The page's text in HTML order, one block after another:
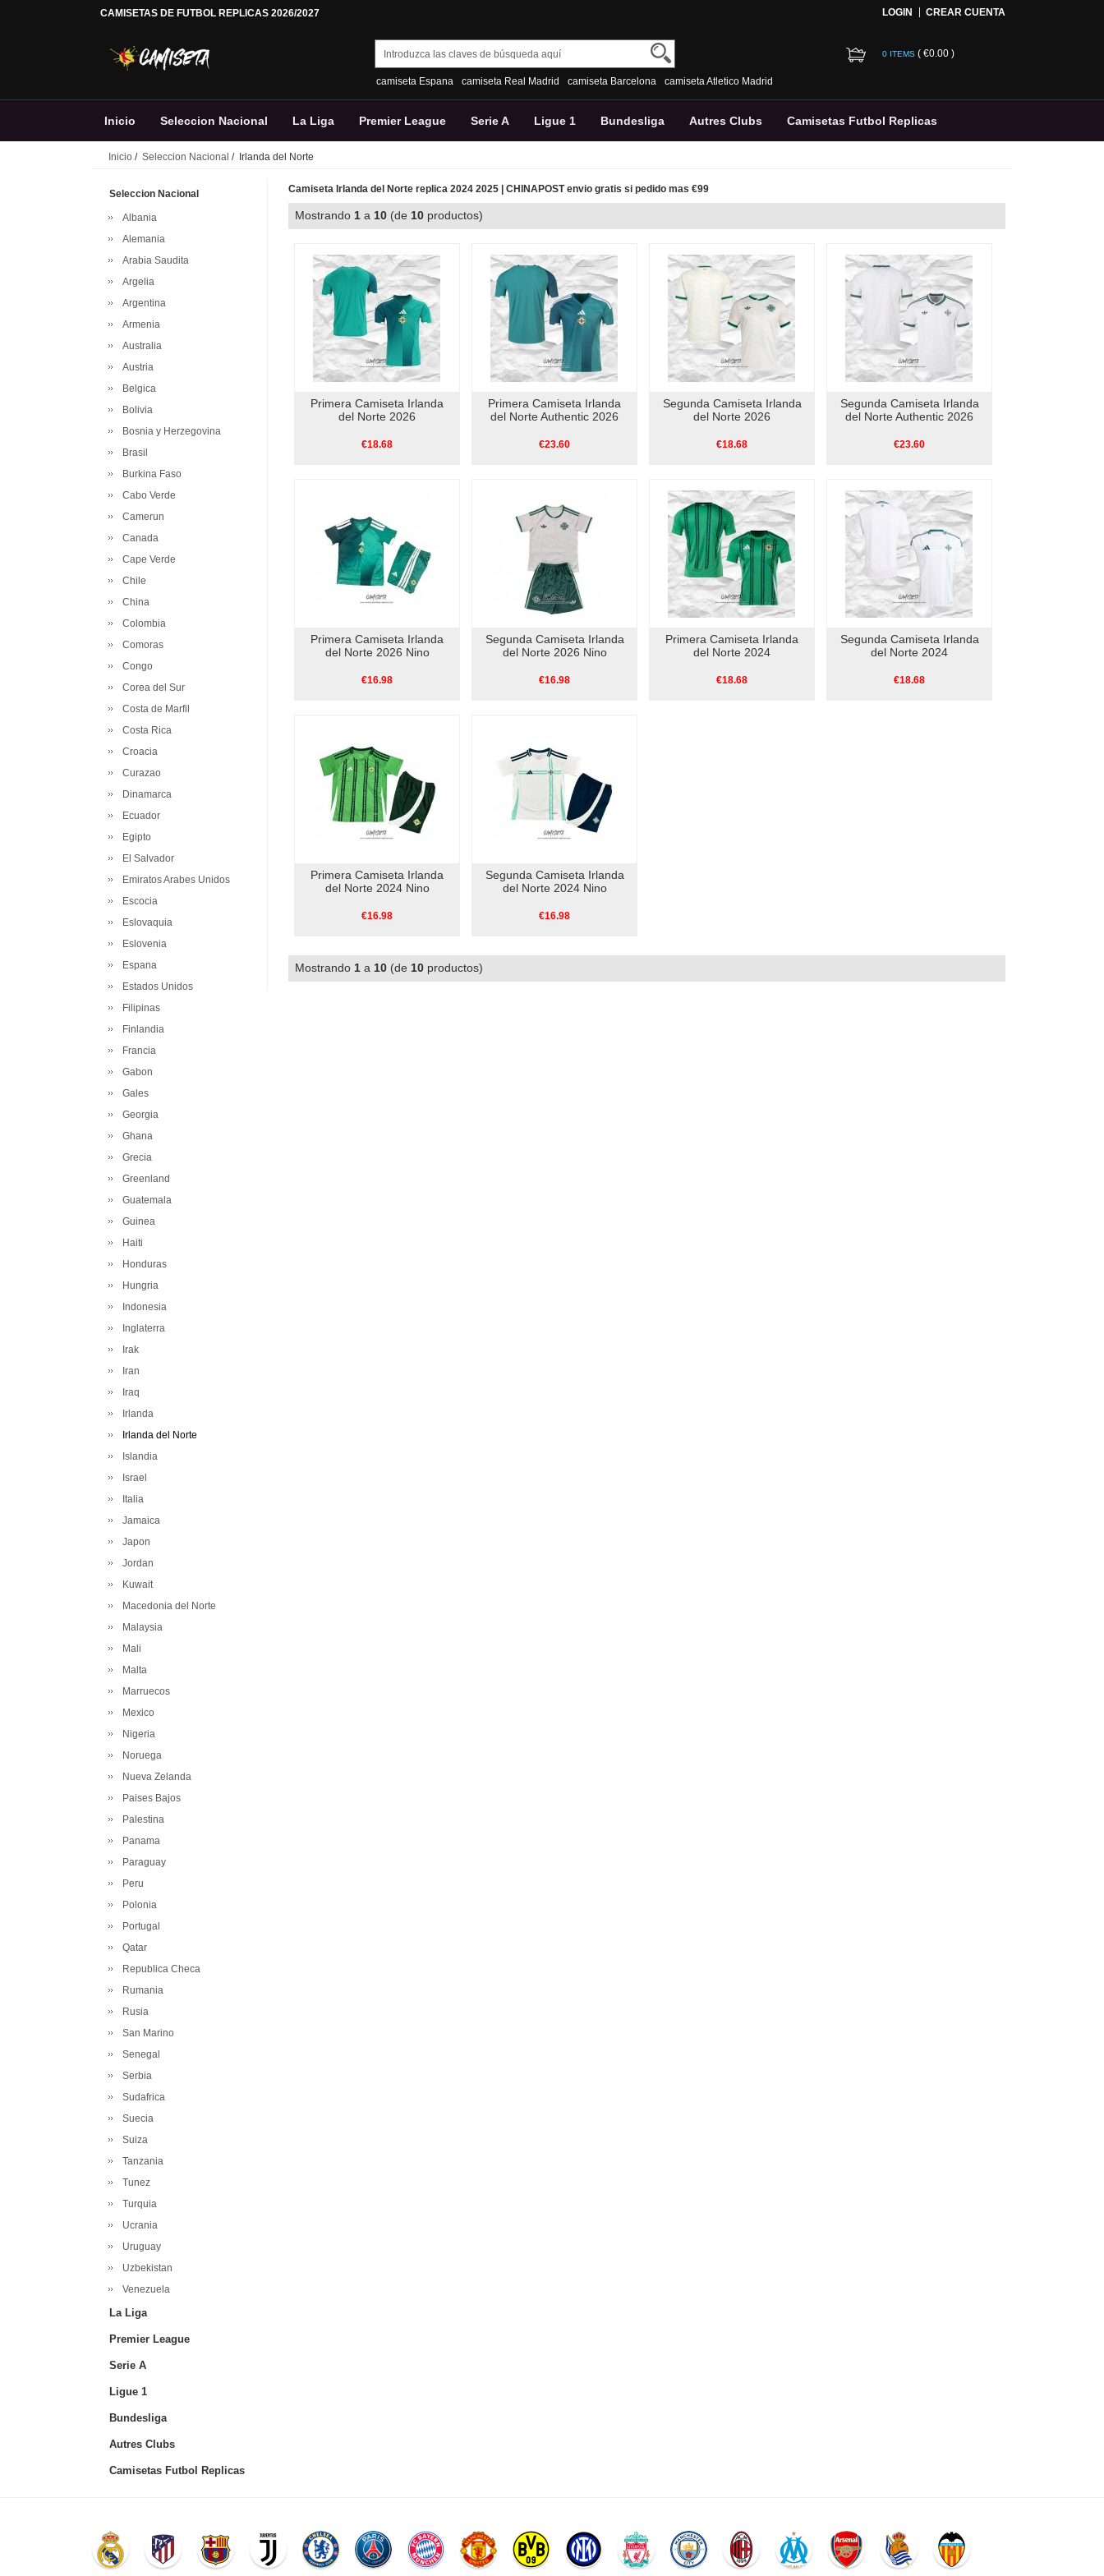
CAMISETAS DE FUTBOL REPLICAS 2026/2027 LOGIN CREAR CUENTA
camiseta Espana camiseta Real Madrid camiseta Barcelona camiseta Atletico Madrid
0 ITEMS ( €0.00 )
Inicio Seleccion Nacional La Liga Premier League Serie A Ligue 1 Bundesliga Autres Clubs Camisetas Futbol Replicas
Inicio / Seleccion Nacional / Irlanda del Norte
Seleccion Nacional
Albania
Alemania
Arabia Saudita
Argelia
Argentina
Armenia
Australia
Austria
Belgica
Bolivia
Bosnia y Herzegovina
Brasil
Burkina Faso
Cabo Verde
Camerun
Canada
Cape Verde
Chile
China
Colombia
Comoras
Congo
Corea del Sur
Costa de Marfil
Costa Rica
Croacia
Curazao
Dinamarca
Ecuador
Egipto
El Salvador
Emiratos Arabes Unidos
Escocia
Eslovaquia
Eslovenia
Espana
Estados Unidos
Filipinas
Finlandia
Francia
Gabon
Gales
Georgia
Ghana
Grecia
Greenland
Guatemala
Guinea
Haiti
Honduras
Hungria
Indonesia
Inglaterra
Irak
Iran
Iraq
Irlanda
Irlanda del Norte
Islandia
Israel
Italia
Jamaica
Japon
Jordan
Kuwait
Macedonia del Norte
Malaysia
Mali
Malta
Marruecos
Mexico
Nigeria
Noruega
Nueva Zelanda
Paises Bajos
Palestina
Panama
Paraguay
Peru
Polonia
Portugal
Qatar
Republica Checa
Rumania
Rusia
San Marino
Senegal
Serbia
Sudafrica
Suecia
Suiza
Tanzania
Tunez
Turquia
Ucrania
Uruguay
Uzbekistan
Venezuela
La Liga
Premier League
Serie A
Ligue 1
Bundesliga
Autres Clubs
Camisetas Futbol Replicas
Camiseta Irlanda del Norte replica 2024 2025 | CHINAPOST envio gratis si pedido mas €99
Mostrando 1 a 10 (de 10 productos)
Primera Camiseta Irlanda
del Norte 2026
€18.68
Primera Camiseta Irlanda
del Norte Authentic 2026
€23.60
Segunda Camiseta Irlanda
del Norte 2026
€18.68
Segunda Camiseta Irlanda
del Norte Authentic 2026
€23.60
Primera Camiseta Irlanda
del Norte 2026 Nino
€16.98
Segunda Camiseta Irlanda
del Norte 2026 Nino
€16.98
Primera Camiseta Irlanda
del Norte 2024
€18.68
Segunda Camiseta Irlanda
del Norte 2024
€18.68
Primera Camiseta Irlanda
del Norte 2024 Nino
€16.98
Segunda Camiseta Irlanda
del Norte 2024 Nino
€16.98
Mostrando 1 a 10 (de 10 productos)